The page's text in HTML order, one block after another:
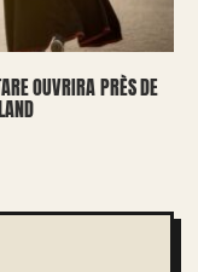
OUVRIRA PRÈS DE